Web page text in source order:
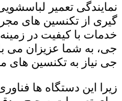
نمایندگی تعمیر
گیری از تکنسین های
خدمات با کیفیت در
جی، به شما عزیزان می
جی نیاز به تکنسین های
زیرا این دستگاه ها